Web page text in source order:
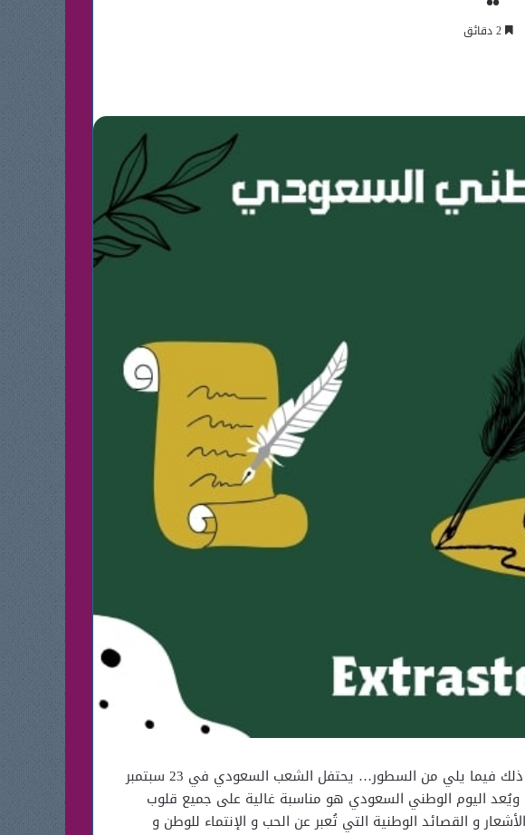
في مقال اليوم جمعنا لك أجمل أبيات شعر عن اليوم الوطني قصير ومُعبر حيث ألقي نظرة عليها و ذلك فيما يلي من السطور… يحتفل الشعب السعودي في 23 سبتمبر
ويُعد اليوم الوطني السعودي هو مناسبة غالية على جميع قلوب
و القصائد الوطنية التي تُعبر عن الحب و الإنتماء للوطن و